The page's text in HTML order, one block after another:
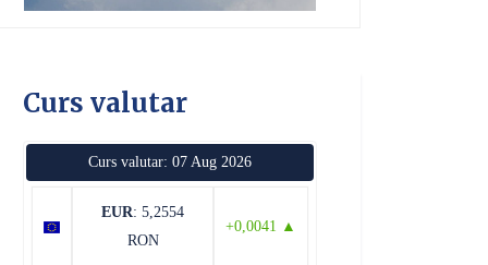
Curs valutar
Curs valutar: 07 Aug 2026
EUR: 5,2554
RON
+0,0041 ▲